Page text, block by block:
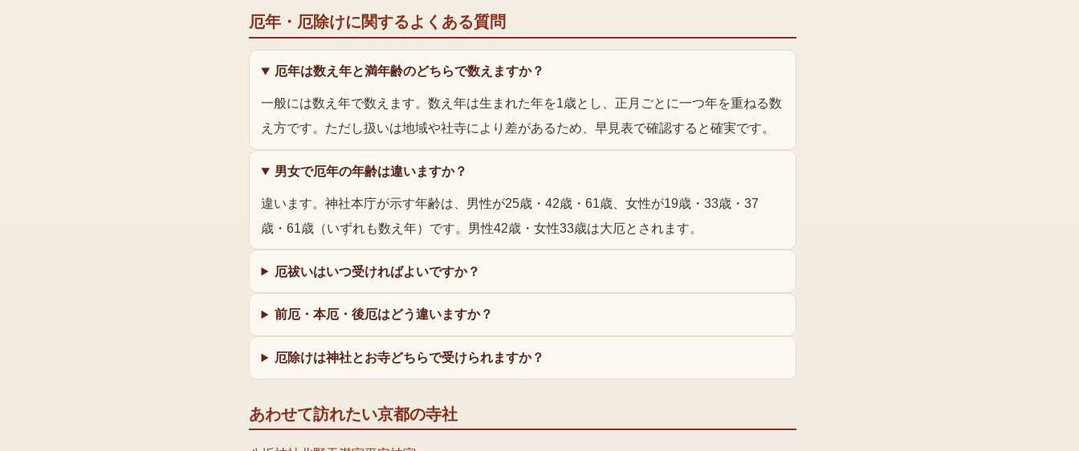
厄年・厄除けに関するよくある質問
厄年は数え年と満年齢のどちらで数えますか？
一般には数え年で数えます。数え年は生まれた年を1歳とし、正月ごとに一つ年を重ねる数
え方です。ただし扱いは地域や社寺により差があるため、早見表で確認すると確実です。
男女で厄年の年齢は違いますか？
違います。神社本庁が示す年齢は、男性が25歳・42歳・61歳、女性が19歳・33歳・37
歳・61歳（いずれも数え年）です。男性42歳・女性33歳は大厄とされます。
厄祓いはいつ受ければよいですか？
前厄・本厄・後厄はどう違いますか？
厄除けは神社とお寺どちらで受けられますか？
あわせて訪れたい京都の寺社